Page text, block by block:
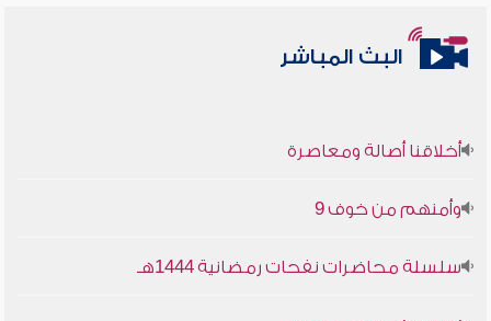
البث المباشر
أخلاقنا أصالة ومعاصرة
وأمنهم من خوف 9
سلسلة محاضرات نفحات رمضانية 1444هـ